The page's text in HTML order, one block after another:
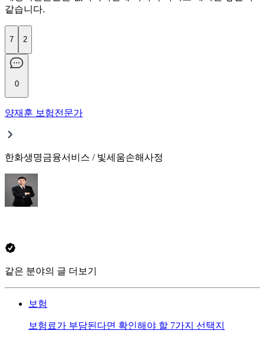
같습니다.
7 2
0
양재훈 보험전문가
한화생명금융서비스 / 빛세움손해사정
같은 분야의 글 더보기
보험
보험료가 부담된다면 확인해야 할 7가지 선택지